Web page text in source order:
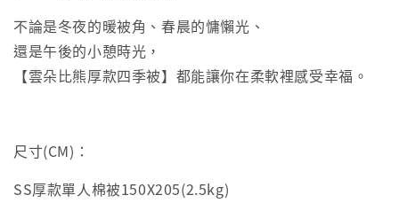
不論是冬夜的暖被角、春晨的慵懶光、
還是午後的小憩時光，
【雲朵比熊厚款四季被】都能讓你在柔軟裡感受幸福。
尺寸(CM)：
SS厚款單人棉被150X205(2.5kg)